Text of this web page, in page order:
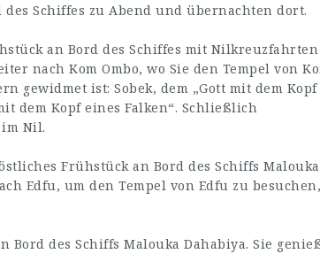
Schiffes zu Abend und übernachten dort.
an Bord des Schiffes mit Nilkreuzfahrten
nach Kom Ombo, wo Sie den Tempel von
gewidmet ist: Sobek, dem „Gott mit dem Kopf
dem Kopf eines Falken“. Schließlich
Nil.
Frühstück an Bord des Schiffs Malouka
Edfu, um den Tempel von Edfu zu besuchen,
des Schiffs Malouka Dahabiya. Sie